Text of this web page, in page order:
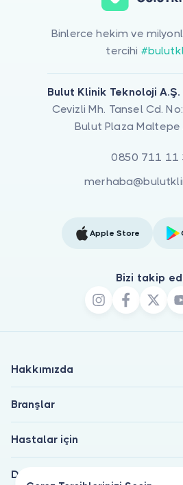
Binlerce hekim ve
tercihi
Bulut Klinik Teknoloji A.Ş.
Cevizli Mh. Tansel Cd.
Bulut Plaza
0850 711 11
Apple Store
Bizi takip
Hakkımızda
Branşlar
Hastalar için
Doktorlar için